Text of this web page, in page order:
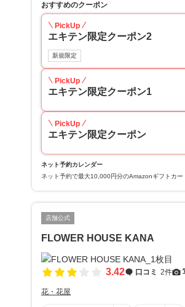
おすすめのクーポン
PickUp
エキテン限定クーポン2
新規限定
PickUp
エキテン限定クーポン1
PickUp
エキテン限定クーポン
ネット予約カレンダー
ネット予約で最大10,000円分のAmazonギフトカー
店舗公式
FLOWER HOUSE KANA
3.42 口コミ 2件
花・花屋